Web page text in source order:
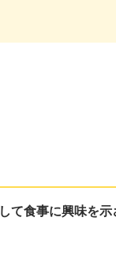
て食事に興味を示